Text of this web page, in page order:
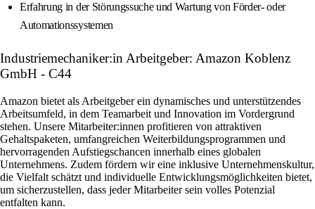
Erfahrung in der Störungssuche und Wartung von Förder- oder
Automationssystemen
Industriemechaniker:in Arbeitgeber: Amazon Koblenz
GmbH - C44
Amazon bietet als Arbeitgeber ein dynamisches und unterstützendes
Arbeitsumfeld, in dem Teamarbeit und Innovation im Vordergrund
stehen. Unsere Mitarbeiter:innen profitieren von attraktiven
Gehaltspaketen, umfangreichen Weiterbildungsprogrammen und
hervorragenden Aufstiegschancen innerhalb eines globalen
Unternehmens. Zudem fördern wir eine inklusive Unternehmenskultur,
die Vielfalt schätzt und individuelle Entwicklungsmöglichkeiten bietet,
um sicherzustellen, dass jeder Mitarbeiter sein volles Potenzial
entfalten kann.